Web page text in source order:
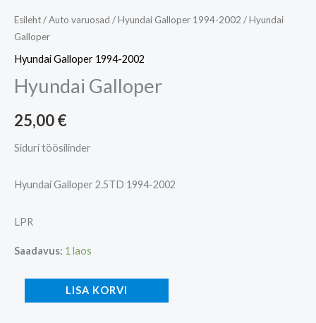
Esileht/Auto varuosad /Hyundai Galloper 1994-2002 / Hyundai
Galloper
Hyundai Galloper 1994-2002
Hyundai Galloper
25,00€
Siduri töösilinder
Hyundai Galloper 2.5TD 1994-2002
LPR
Saadavus: 1 laos
LISA KORVI